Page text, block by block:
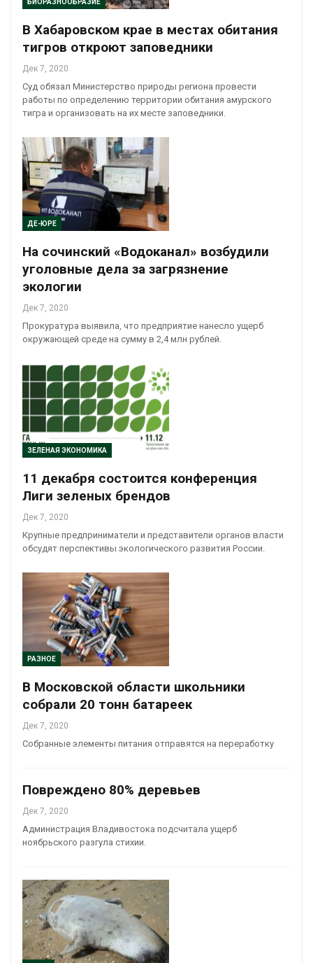
БИОРАЗНООБРАЗИЕ
В Хабаровском крае в местах обитания
тигров откроют заповедники
Дек 7, 2020
Суд обязал Министерство природы региона провести
работы по определению территории обитания амурского
тигра и организовать на их месте заповедники.
ДЕ-ЮРЕ
На сочинский «Водоканал» возбудили
уголовные дела за загрязнение
экологии
Дек 7, 2020
Прокуратура выявила, что предприятие нанесло ущерб
окружающей среде на сумму в 2,4 млн рублей.
ЗЕЛЕНАЯ ЭКОНОМИКА
11 декабря состоится конференция
Лиги зеленых брендов
Дек 7, 2020
Крупные предприниматели и представители органов власти
обсудят перспективы экологического развития России.
РАЗНОЕ
В Московской области школьники
собрали 20 тонн батареек
Дек 7, 2020
Собранные элементы питания отправятся на переработку
Повреждено 80% деревьев
Дек 7, 2020
Администрация Владивостока подсчитала ущерб
ноябрьского разгула стихии.